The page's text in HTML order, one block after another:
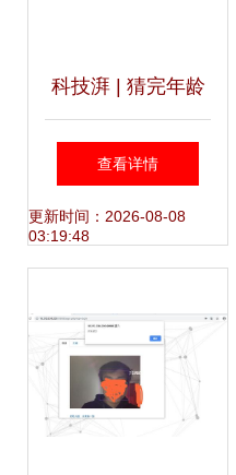
科技湃 | 猜完年龄
猜心情，微软推出
人脸情绪识别器
查看详情
更新时间：2026-08-08
03:19:48